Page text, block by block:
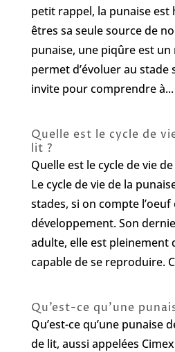
petit rappel, la punaise est
êtres sa seule source de
punaise, une piqûre est un
permet d’évoluer au stade
invite pour comprendre à...
Quelle est le cycle de
lit ?
Quelle est le cycle de vie
Le cycle de vie de la
stades, si on compte
développement. Son
adulte, elle est pleinement
capable de se reproduire.
Qu’est-ce qu’une
Qu’est-ce qu’une punaise
de lit, aussi appelées